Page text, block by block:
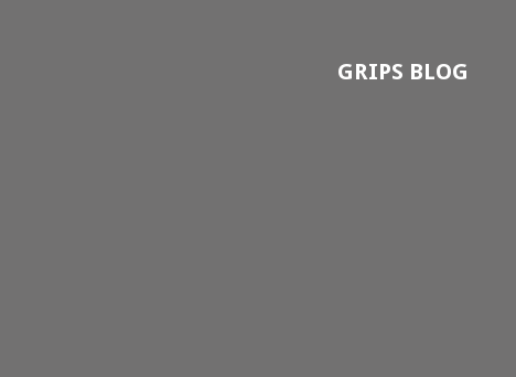
GRIPS BLOG